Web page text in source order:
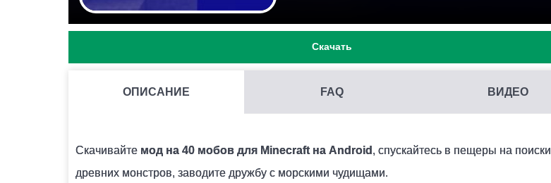
Скачать
ОПИСАНИЕ FAQ ВИДЕО
Скачивайте мод на 40 мобов для Minecraft на Android , спускайтесь в пещеры на поиски
древних монстров, заводите дружбу с морскими чудищами.
лаунчера поддержку скриптов ModPE. Далее активировать необходимый мод в меню.